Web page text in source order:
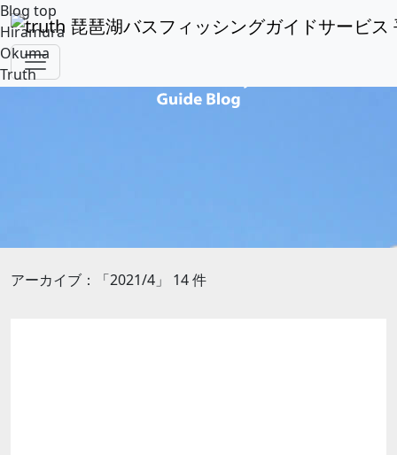
Blog top
Hiramura
Okuma
Truth
アーカイブ：「2021/4」 14 件